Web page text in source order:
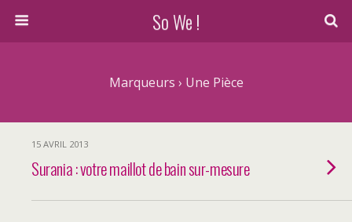
So We !
Marqueurs › Une Pièce
15 AVRIL 2013
Surania : votre maillot de bain sur-mesure